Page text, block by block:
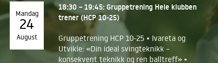
18:30 – 19:45: Gruppetrening Hele klubben
trener (HCP 10-25)
Gruppetrening HCP 10-25 • Ivareta og
Utvikle: «Din ideal svingteknikk –
konsekvent teknikk og ren balltreff» •
Mandag
24
August